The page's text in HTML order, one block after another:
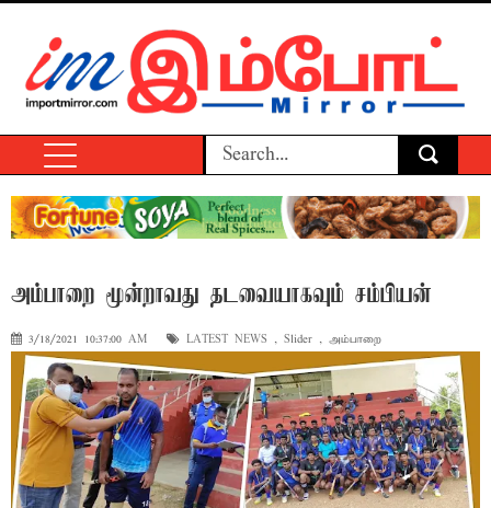
அம்பாறை மூன்றாவது தடவையாகவும் சம்பியன்
3/18/2021 10:37:00 AM LATEST NEWS , Slider , அம்பாறை